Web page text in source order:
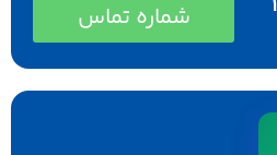
شماره تماس